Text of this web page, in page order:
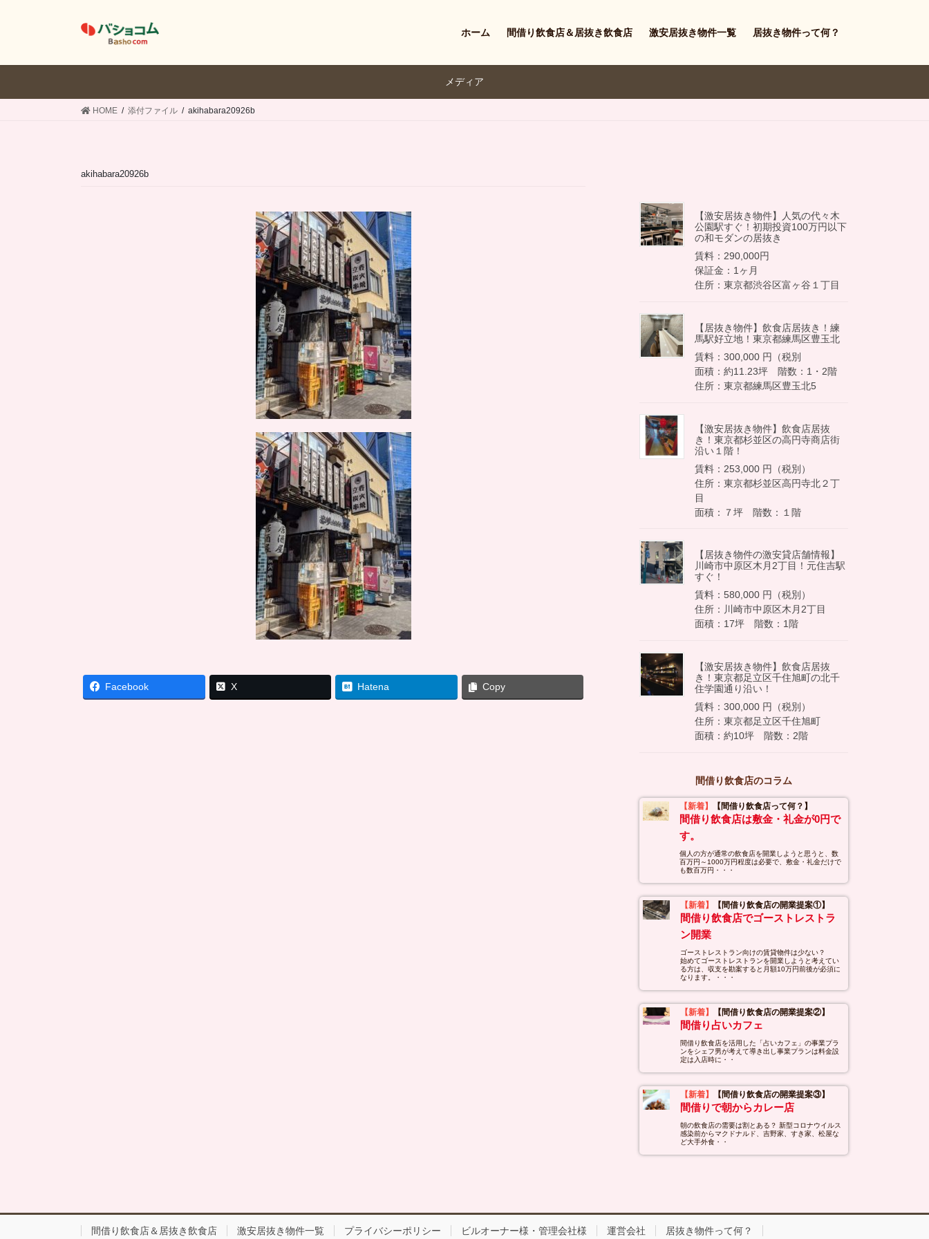
ホーム 間借り飲食店＆居抜き飲食店 激安居抜き物件一覧 居抜き物件って何？
メディア
HOME 添付ファイル akihabara20926b
akihabara20926b
Facebook X Hatena Copy
【激安居抜き物件】人気の代々木
公園駅すぐ！初期投資100万円以下
の和モダンの居抜き
賃料：290,000円
保証金：1ヶ月
住所：東京都渋谷区富ヶ谷１丁目
【居抜き物件】飲食店居抜き！練
馬駅好立地！東京都練馬区豊玉北
賃料：300,000 円（税別
面積：約11.23坪 階数：1・2階
住所：東京都練馬区豊玉北5
【激安居抜き物件】飲食店居抜
き！東京都杉並区の高円寺商店街
沿い１階！
賃料：253,000 円（税別）
住所：東京都杉並区高円寺北２丁
目
面積：７坪 階数：１階
【居抜き物件の激安貸店舗情報】
川崎市中原区木月2丁目！元住吉駅
すぐ！
賃料：580,000 円（税別）
住所：川崎市中原区木月2丁目
面積：17坪 階数：1階
【激安居抜き物件】飲食店居抜
き！東京都足立区千住旭町の北千
住学園通り沿い！
賃料：300,000 円（税別）
住所：東京都足立区千住旭町
面積：約10坪 階数：2階
間借り飲食店のコラム
【新着】 【間借り飲食店って何？】
間借り飲食店は敷金・礼金が0円で
す。
個人の方が通常の飲食店を開業しようと思うと、数
百万円～1000万円程度は必要で、敷金・礼金だけで
も数百万円・・・
【新着】 【間借り飲食店の開業提案①】
間借り飲食店でゴーストレストラ
ン開業
ゴーストレストラン向けの賃貸物件は少ない？
始めてゴーストレストランを開業しようと考えてい
る方は、収支を勘案すると月額10万円前後が必須に
なります。・・・
【新着】 【間借り飲食店の開業提案②】
間借り占いカフェ
間借り飲食店を活用した「占いカフェ」の事業プラ
ンをシェフ男が考えて導き出し事業プランは料金設
定は入店時に・・
【新着】 【間借り飲食店の開業提案③】
間借りで朝からカレー店
朝の飲食店の需要は割とある？ 新型コロナウイルス
感染前からマクドナルド、吉野家、すき家、松屋な
ど大手外食・・
間借り飲食店＆居抜き飲食店 激安居抜き物件一覧 プライバシーポリシー ビルオーナー様・管理会社様 運営会社 居抜き物件って何？